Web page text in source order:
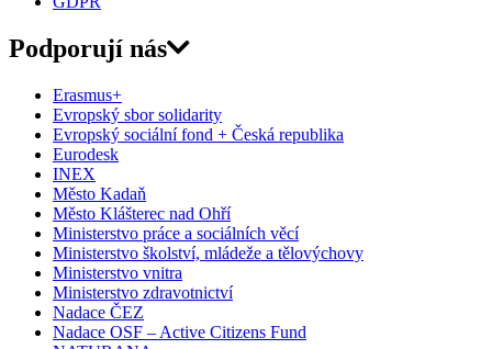
Podporují nás
Erasmus+
Evropský sbor solidarity
Evropský sociální fond + Česká republika
Eurodesk
INEX
Město Kadaň
Město Klášterec nad Ohří
Ministerstvo práce a sociálních věcí
Ministerstvo školství, mládeže a tělovýchovy
Ministerstvo vnitra
Ministerstvo zdravotnictví
Nadace ČEZ
Nadace OSF – Active Citizens Fund